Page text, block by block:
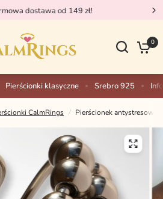
dostawa od 149 zł!
0
Pierścionki klasyczne Srebro 925
CalmRings / Pierścionek antystresowy